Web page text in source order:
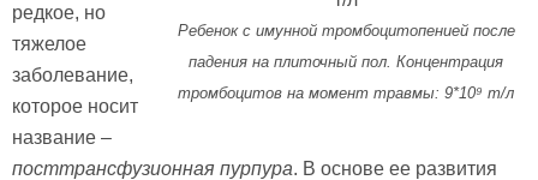
Ребенок с имунной тромбоцитопенией после
падения на плиточный пол. Концентрация
тромбоцитов на момент травмы: 9*10⁹ т/л
редкое, но
тяжелое
заболевание,
которое носит
название –
посттрансфузионная пурпура. В основе ее развития